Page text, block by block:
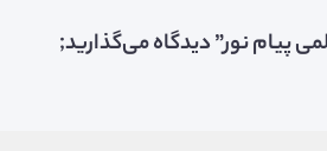
پیام نور” دیدگاه می‌گذارید;